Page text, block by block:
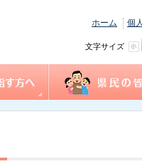
ホーム 個
文字サイズ